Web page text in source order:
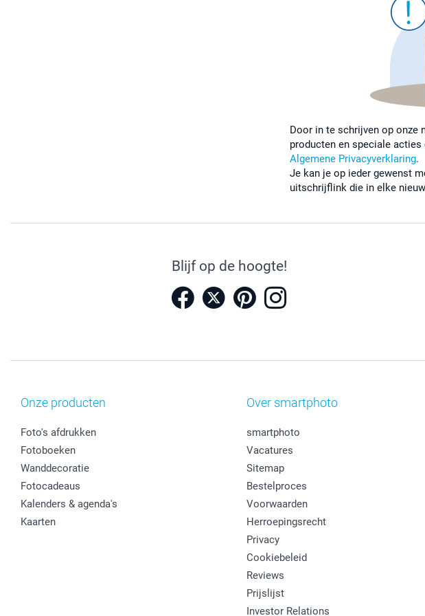
Door in te schrijven op onze
producten en speciale
Algemene Privacyverklaring.
Je kan je op ieder gewenst
uitschrijflink die in elke
Blijf op de hoogte!
Onze producten
Foto's afdrukken
Fotoboeken
Wanddecoratie
Fotocadeaus
Kalenders & agenda's
Kaarten
Over smartphoto
smartphoto
Vacatures
Sitemap
Bestelproces
Voorwaarden
Herroepingsrecht
Privacy
Cookiebeleid
Reviews
Prijslijst
Investor Relations